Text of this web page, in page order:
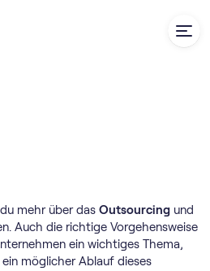
mehr über das Outsourcing und
Auch die richtige Vorgehensweise
ein wichtiges Thema,
möglicher Ablauf dieses